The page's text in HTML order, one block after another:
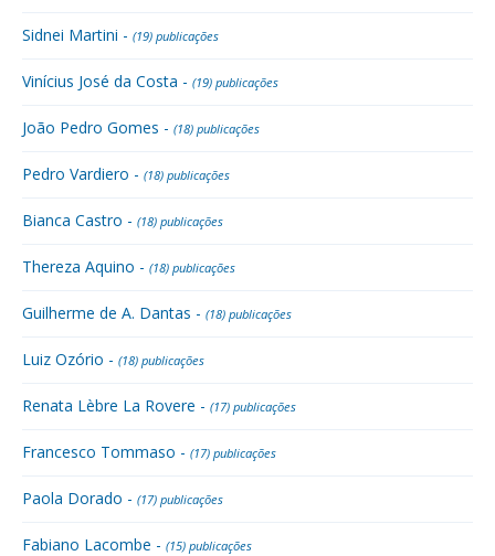
Sidnei Martini - (19) publicações
Vinícius José da Costa - (19) publicações
João Pedro Gomes - (18) publicações
Pedro Vardiero - (18) publicações
Bianca Castro - (18) publicações
Thereza Aquino - (18) publicações
Guilherme de A. Dantas - (18) publicações
Luiz Ozório - (18) publicações
Renata Lèbre La Rovere - (17) publicações
Francesco Tommaso - (17) publicações
Paola Dorado - (17) publicações
Fabiano Lacombe - (15) publicações